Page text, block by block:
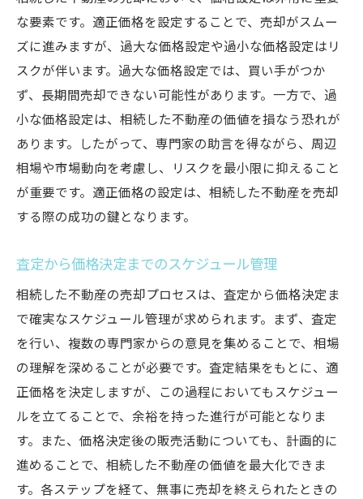
な要素です。適正価格を設定することで、売却がスムー
ズに進みますが、過大な価格設定や過小な価格設定はリ
スクが伴います。過大な価格設定では、買い手がつか
ず、長期間売却できない可能性があります。一方で、過
小な価格設定は、相続した不動産の価値を損なう恐れが
あります。したがって、専門家の助言を得ながら、周辺
相場や市場動向を考慮し、リスクを最小限に抑えること
が重要です。適正価格の設定は、相続した不動産を売却
する際の成功の鍵となります。
査定から価格決定までのスケジュール管理
相続した不動産の売却プロセスは、査定から価格決定ま
で確実なスケジュール管理が求められます。まず、査定
を行い、複数の専門家からの意見を集めることで、相場
の理解を深めることが必要です。査定結果をもとに、適
正価格を決定しますが、この過程においてもスケジュー
ルを立てることで、余裕を持った進行が可能となりま
す。また、価格決定後の販売活動についても、計画的に
進めることで、相続した不動産の価値を最大化できま
す。各ステップを経て、無事に売却を終えられたときの